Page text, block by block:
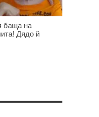
баща на
Дядо й